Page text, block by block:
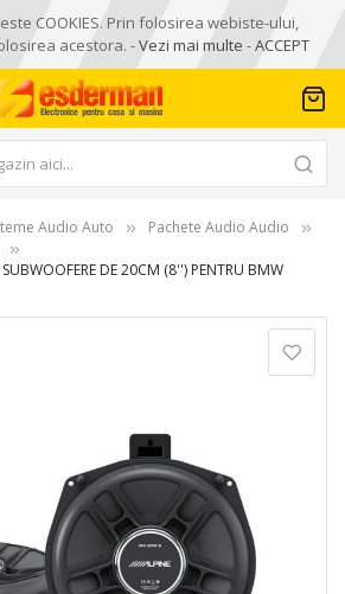
COOKIES. Prin folosirea webiste-ului,
acestora. -Vezi mai multe -ACCEPT
Audio Auto
Pachete Audio Audio
DE 20CM (8'') PENTRU BMW